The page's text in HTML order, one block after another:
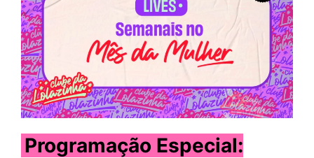
Programação Especial: